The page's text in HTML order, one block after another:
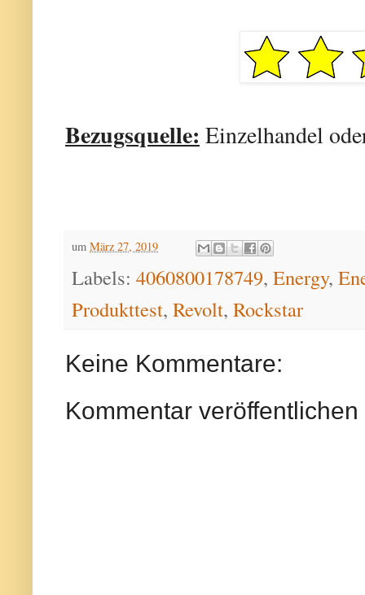
Bezugsquelle: Einzelhandel
um März 27, 2019
Labels: 4060800178749, Energy,
Produkttest, Revolt, Rockstar
Keine Kommentare:
Kommentar veröffentlichen